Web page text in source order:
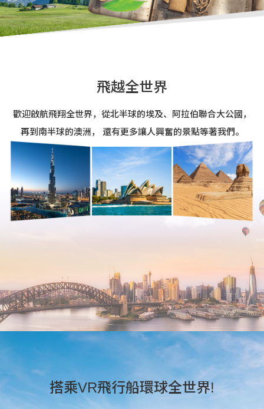
飛越全世界
歡迎啟航飛翔全世界，從北半球的埃及、阿拉伯聯合大公國，
再到南半球的澳洲， 還有更多讓人興奮的景點等著我們。
搭乘VR飛行船環球全世界!